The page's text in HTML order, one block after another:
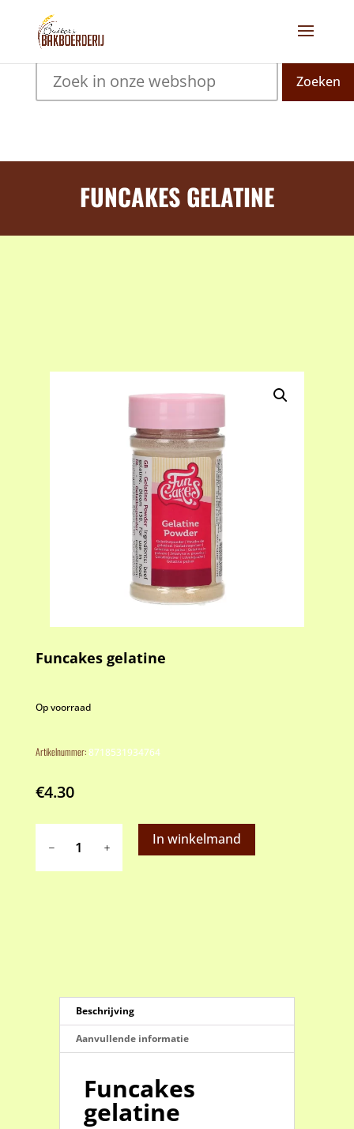
Zoeken
FUNCAKES GELATINE
Funcakes gelatine
Op voorraad
Artikelnummer:8718531934764
€4.30
gelatine
In winkelmand
Beschrijving
Aanvullende informatie
Funcakes
gelatine